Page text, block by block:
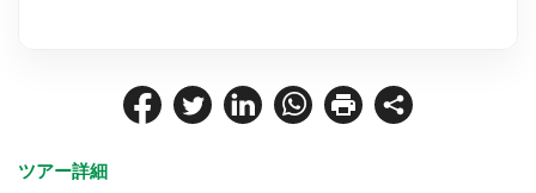
ツアー詳細